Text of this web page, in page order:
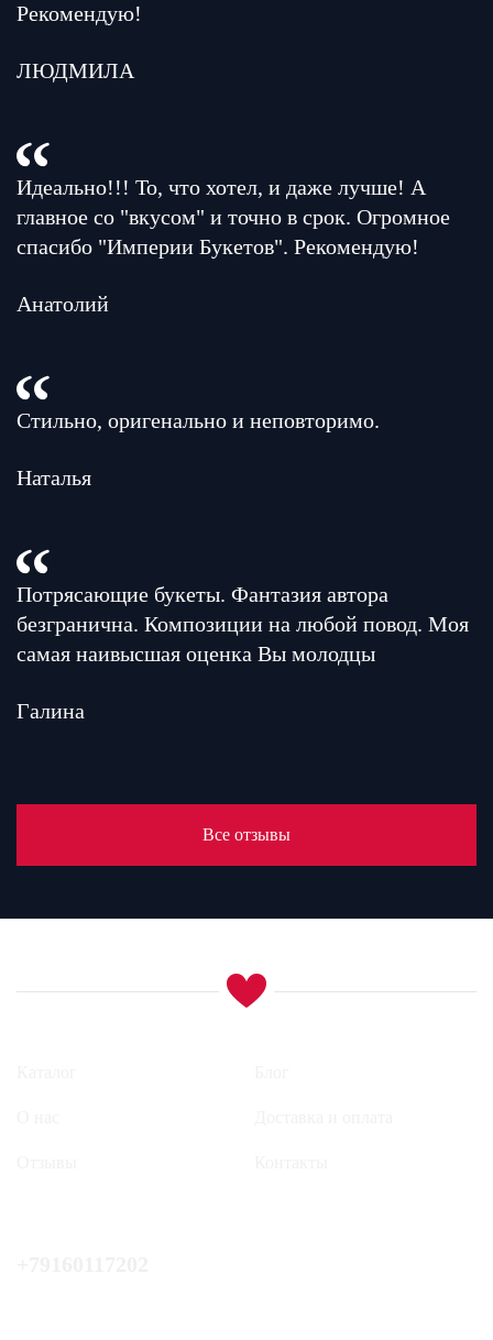
Рекомендую!
ЛЮДМИЛА
Идеально!!! То, что хотел, и даже лучше! А
главное со "вкусом" и точно в срок. Огромное
спасибо "Империи Букетов". Рекомендую!
Анатолий
Стильно, оригенально и неповторимо.
Наталья
Потрясающие букеты. Фантазия автора
безгранична. Композиции на любой повод. Моя
самая наивысшая оценка Вы молодцы
Галина
Все отзывы